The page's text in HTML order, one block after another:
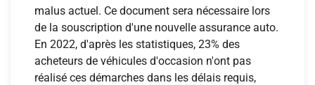
malus actuel. Ce document sera nécessaire lors
de la souscription d'une nouvelle assurance auto.
En 2022, d'après les statistiques, 23% des
acheteurs de véhicules d'occasion n'ont pas
réalisé ces démarches dans les délais requis,